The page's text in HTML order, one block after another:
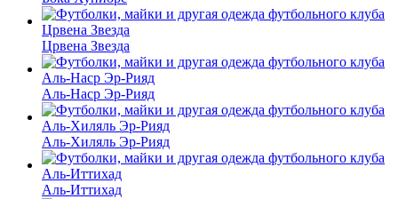
Црвена Звезда
Аль-Наср Эр-Рияд
Аль-Хиляль Эр-Рияд
Аль-Иттихад